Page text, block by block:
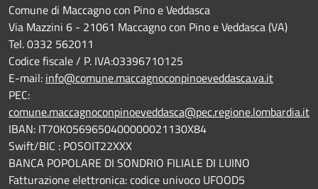
Comune di Maccagno con Pino e Veddasca
Via Mazzini 6 - 21061 Maccagno con Pino e Veddasca (VA)
Tel. 0332 562011
Codice fiscale / P. IVA:03396710125
E-mail: info@comune.maccagnoconpinoeveddasca.va.it
PEC:
comune.maccagnoconpinoeveddasca@pec.regione.lombardia.it
IBAN: IT70K0569650400000021130X84
Swift/BIC : POSOIT22XXX
BANCA POPOLARE DI SONDRIO FILIALE DI LUINO
Fatturazione elettronica: codice univoco UFOOD5